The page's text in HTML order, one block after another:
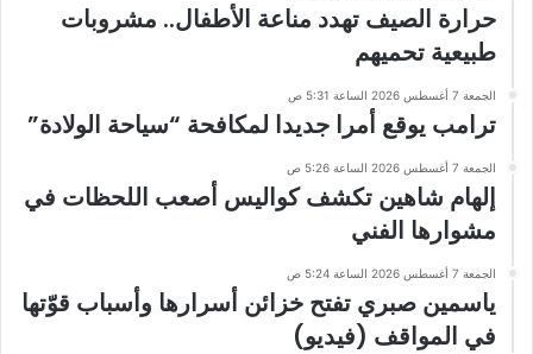
حرارة الصيف تهدد مناعة الأطفال.. مشروبات
طبيعية تحميهم
الجمعة 7 أغسطس 2026 الساعة 5:31 ص
ترامب يوقع أمرا جديدا لمكافحة “سياحة الولادة”
الجمعة 7 أغسطس 2026 الساعة 5:26 ص
إلهام شاهين تكشف كواليس أصعب اللحظات في
مشوارها الفني
الجمعة 7 أغسطس 2026 الساعة 5:24 ص
ياسمين صبري تفتح خزائن أسرارها وأسباب قوّتها
في المواقف (فيديو)